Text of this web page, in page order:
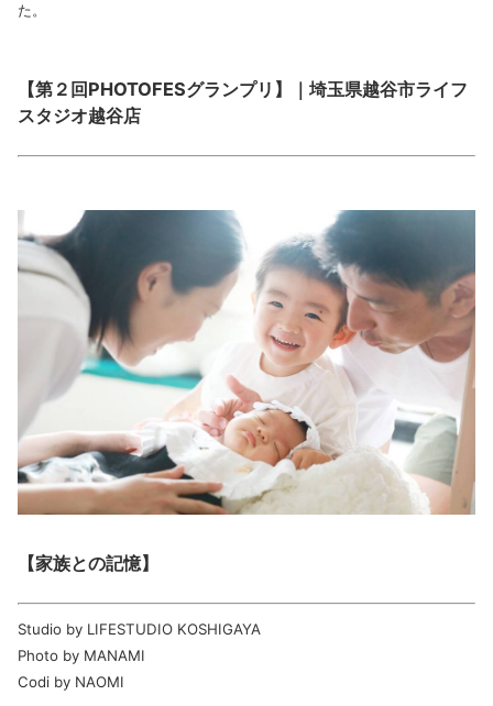
た。
【第２回PHOTOFESグランプリ】｜埼玉県越谷市ライフ
スタジオ越谷店
【家族との記憶】
Studio by LIFESTUDIO KOSHIGAYA
Photo by MANAMI
Codi by NAOMI